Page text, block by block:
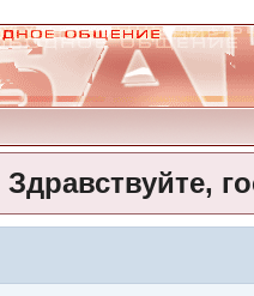
Здравствуйте,